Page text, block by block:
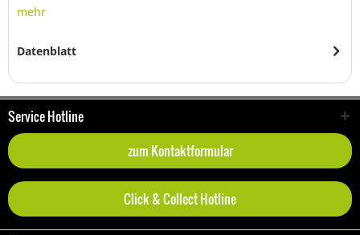
mehr
Datenblatt
Service Hotline
zum Kontaktformular
Click & Collect Hotline